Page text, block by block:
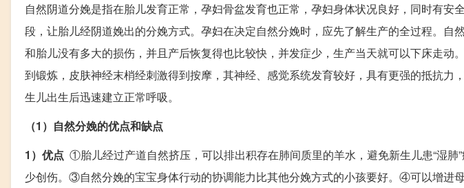
自然阴道分娩是指在胎儿发育正常，孕妇骨盆发育也正常，孕妇身体状况良好，同时有安
段，让胎儿经阴道娩出的分娩方式。孕妇在决定自然分娩时，应先了解生产的全过程。自
和胎儿没有多大的损伤，并且产后恢复得也比较快，并发症少，生产当天就可以下床走动
到锻炼，皮肤神经末梢经刺激得到按摩，其神经、感觉系统发育较好，具有更强的抵抗力
生儿出生后迅速建立正常呼吸。
（1）自然分娩的优点和缺点
1）优点 ①胎儿经过产道自然挤压，可以排出积存在肺间质里的羊水，避免新生儿患“湿
少创伤。③自然分娩的宝宝身体行动的协调能力比其他分娩方式的小孩要好。④可以增进